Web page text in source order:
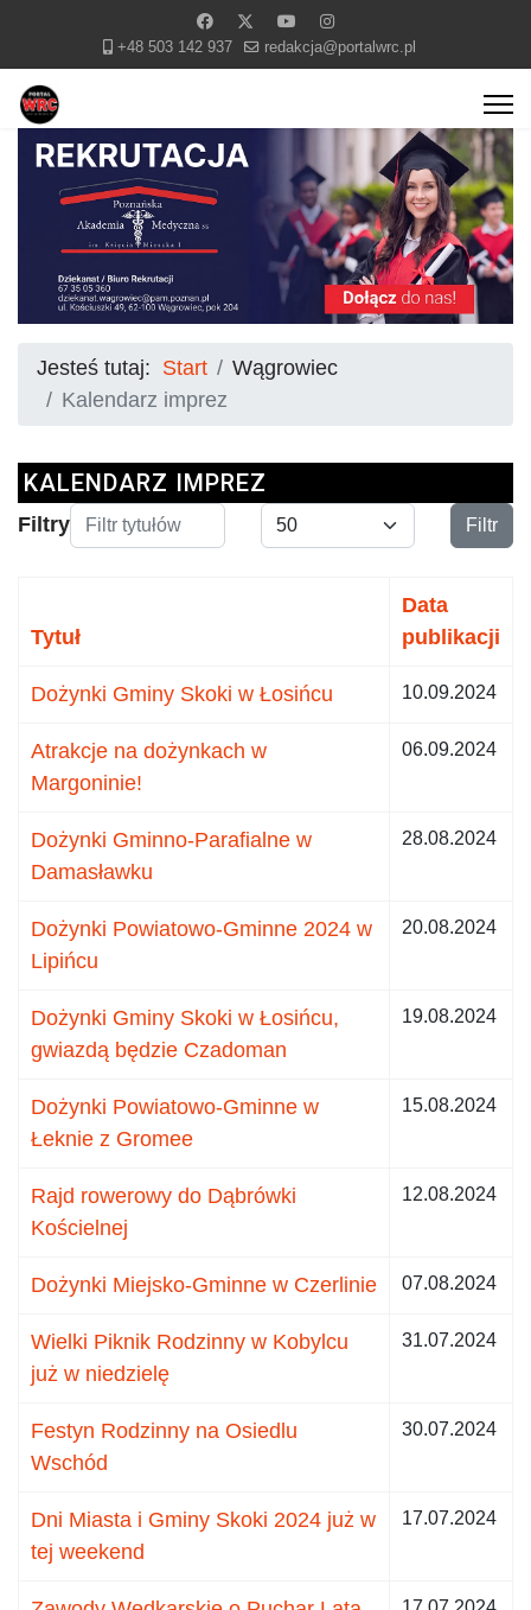
+48 503 142 937 redakcja@portalwrc.pl
Jesteś tutaj: Start
Wągrowiec
Kalendarz imprez
KALENDARZ IMPREZ
FiltryFiltr tytułów Pokaż # Filtr
Tytuł
Data
publikacji
Dożynki Gminy Skoki w Łosińcu 10.09.2024
Atrakcje na dożynkach w
Margoninie!
06.09.2024
Dożynki Gminno-Parafialne w
Damasławku
28.08.2024
Dożynki Powiatowo-Gminne 2024 w
Lipińcu
20.08.2024
Dożynki Gminy Skoki w Łosińcu,
gwiazdą będzie Czadoman
19.08.2024
Dożynki Powiatowo-Gminne w
Łeknie z Gromee
15.08.2024
Rajd rowerowy do Dąbrówki
Kościelnej
12.08.2024
Dożynki Miejsko-Gminne w Czerlinie 07.08.2024
Wielki Piknik Rodzinny w Kobylcu
już w niedzielę
31.07.2024
Festyn Rodzinny na Osiedlu
Wschód
30.07.2024
Dni Miasta i Gminy Skoki 2024 już w
tej weekend
17.07.2024